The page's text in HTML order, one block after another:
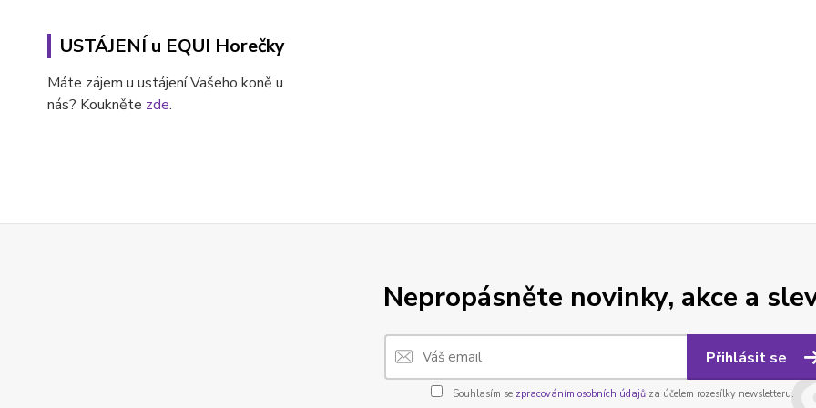
USTÁJENÍ u EQUI Horečky
Máte zájem u ustájení Vašeho koně u
nás? Koukněte zde.
Nepropásněte novinky, akce a
Přihlásit se
Souhlasím se zpracováním osobních údajůza účelem rozesílky newsletteru.